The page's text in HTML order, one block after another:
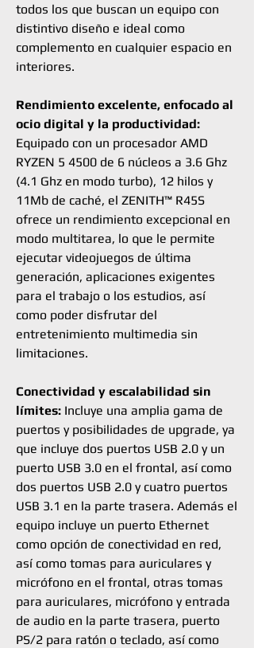
todos los que buscan un equipo con
distintivo diseño e ideal como
complemento en cualquier espacio en
interiores.
Rendimiento excelente, enfocado al
ocio digital y la productividad:
Equipado con un procesador AMD
RYZEN 5 4500 de 6 núcleos a 3.6 Ghz
(4.1 Ghz en modo turbo), 12 hilos y
11Mb de caché, el ZENITH™ R45S
ofrece un rendimiento excepcional en
modo multitarea, lo que le permite
ejecutar videojuegos de última
generación, aplicaciones exigentes
para el trabajo o los estudios, así
como poder disfrutar del
entretenimiento multimedia sin
limitaciones.
Conectividad y escalabilidad sin
límites: Incluye una amplia gama de
puertos y posibilidades de upgrade, ya
que incluye dos puertos USB 2.0 y un
puerto USB 3.0 en el frontal, así como
dos puertos USB 2.0 y cuatro puertos
USB 3.1 en la parte trasera. Además el
equipo incluye un puerto Ethernet
como opción de conectividad en red,
así como tomas para auriculares y
micrófono en el frontal, otras tomas
para auriculares, micrófono y entrada
de audio en la parte trasera, puerto
PS/2 para ratón o teclado, así como